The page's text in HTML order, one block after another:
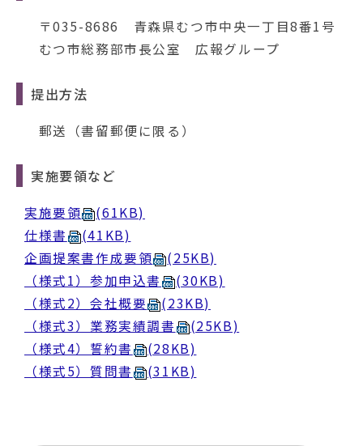
〒035-8686 青森県むつ市中央一丁目8番1号
むつ市総務部市長公室 広報グループ
提出方法
郵送（書留郵便に限る）
実施要領など
実施要領
(61KB)
仕様書
(41KB)
企画提案書作成要領
(25KB)
（様式1）参加申込書
(30KB)
（様式2）会社概要
(23KB)
（様式3）業務実績調書
(25KB)
（様式4）誓約書
(28KB)
（様式5）質問書
(31KB)